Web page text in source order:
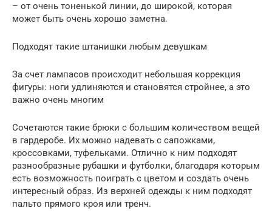
– от очень тоненькой линии, до широкой, которая
может быть очень хорошо заметна.
Подходят такие штанишки любым девушкам
За счет лампасов происходит небольшая коррекция
фигуры: ноги удлиняются и становятся стройнее, а это
важно очень многим
Сочетаются такие брюки с большим количеством вещей
в гардеробе. Их можно надевать с сапожками,
кроссовками, туфельками. Отлично к ним подходят
разнообразные рубашки и футболки, благодаря которым
есть возможность поиграть с цветом и создать очень
интересный образ. Из верхней одежды к ним подходят
пальто прямого кроя или тренч.